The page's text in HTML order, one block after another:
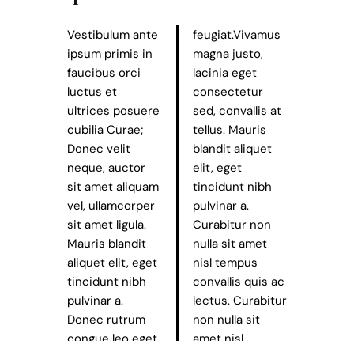
Vestibulum ante
ipsum primis in
faucibus orci
luctus et
ultrices posuere
cubilia Curae;
Donec velit
neque, auctor
sit amet aliquam
vel, ullamcorper
sit amet ligula.
Mauris blandit
aliquet elit, eget
tincidunt nibh
pulvinar a.
Donec rutrum
feugiat.Vivamus
magna justo,
lacinia eget
consectetur
sed, convallis at
tellus. Mauris
blandit aliquet
elit, eget
tincidunt nibh
pulvinar a.
Curabitur non
nulla sit amet
nisl tempus
convallis quis ac
lectus. Curabitur
non nulla sit